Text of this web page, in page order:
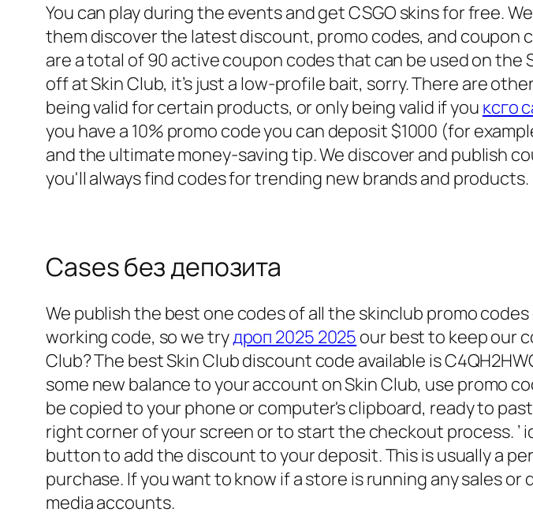
You can play during the events and get CSGO skins for free.
them discover the latest discount, promo codes, and
are a total of 90 active coupon codes that can be used on the
off at Skin Club, it’s just a low-profile bait, sorry. There are
being valid for certain products, or only being valid if you ксго
you have a 10% promo code you can deposit $1000 (for
and the ultimate money-saving tip. We discover and publish
you'll always find codes for trending new brands and products.
Cases без депозита
We publish the best one codes of all the skinclub promo
working code, so we tryдроп 2025 2025 our best to keep our
Club? The best Skin Club discount code available is
some new balance to your account on Skin Club, use promo
be copied to your phone or computer's clipboard, ready to
right corner of your screen or to start the checkout process. ’
button to add the discount to your deposit. This is usually a
purchase. If you want to know if a store is running any sales
media accounts.